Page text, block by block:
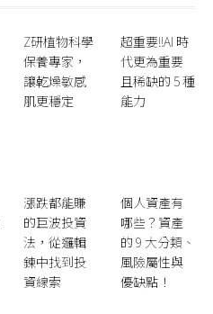
Z研植物科學
保養專家，
讓乾燥敏感
肌更穩定
超重要!!AI 時
代更為重要
且稀缺的 5 種
能力
漲跌都能賺
的巨波投資
法，從邏輯
鍊中找到投
資線索
個人資產有
哪些？資產
的 9 大分類、
風險屬性與
優缺點！